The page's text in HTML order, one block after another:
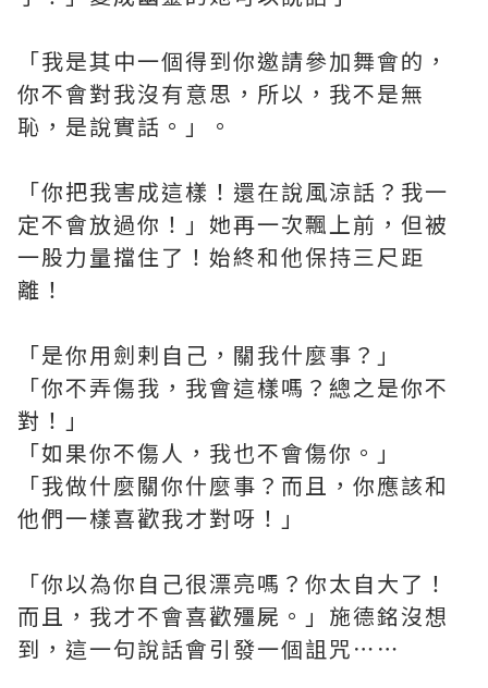
「我是其中一個得到你邀請參加舞會的，
你不會對我沒有意思，所以，我不是無
恥，是說實話。」。
「你把我害成這樣！還在說風涼話？我一
定不會放過你！」她再一次飄上前，但被
一股力量擋住了！始終和他保持三尺距
離！
「是你用劍剌自己，關我什麼事？」
「你不弄傷我，我會這樣嗎？總之是你不
對！」
「如果你不傷人，我也不會傷你。」
「我做什麼關你什麼事？而且，你應該和
他們一樣喜歡我才對呀！」
「你以為你自己很漂亮嗎？你太自大了！
而且，我才不會喜歡殭屍。」施德銘沒想
到，這一句說話會引發一個詛咒⋯⋯